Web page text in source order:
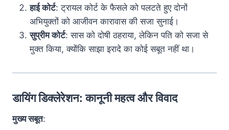
हाई कोर्ट: ट्रायल कोर्ट के फैसले को पलटते हुए दोनों
अभियुक्तों को आजीवन कारावास की सजा सुनाई।
सुप्रीम कोर्ट: सास को दोषी ठहराया, लेकिन पति को सजा से
मुक्त किया, क्योंकि साझा इरादे का कोई सबूत नहीं था।
डायिंग डिक्लेरेशन: कानूनी महत्व और विवाद
मुख्य सबूत: